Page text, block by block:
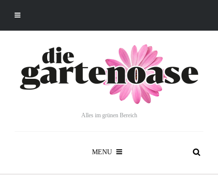
Alles im grünen Bereich
MENU